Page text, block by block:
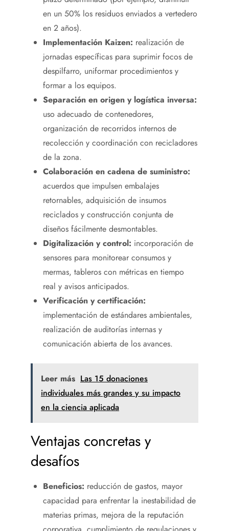
en un 50% los residuos enviados a vertedero
en 2 años).
Implementación Kaizen: realización de
jornadas específicas para suprimir focos de
despilfarro, uniformar procedimientos y
formar a los equipos.
Separación en origen y logística inversa:
uso adecuado de contenedores,
organización de recorridos internos de
recolección y coordinación con recicladores
de la zona.
Colaboración en cadena de suministro:
acuerdos que impulsen embalajes
retornables, adquisición de insumos
reciclados y construcción conjunta de
diseños fácilmente desmontables.
Digitalización y control: incorporación de
sensores para monitorear consumos y
mermas, tableros con métricas en tiempo
real y avisos anticipados.
Verificación y certificación:
implementación de estándares ambientales,
realización de auditorías internas y
comunicación abierta de los avances.
Leer más Las 15 donaciones
individuales más grandes y su impacto
en la ciencia aplicada
Ventajas concretas y
desafíos
Beneficios: reducción de gastos, mayor
capacidad para enfrentar la inestabilidad de
materias primas, mejora de la reputación